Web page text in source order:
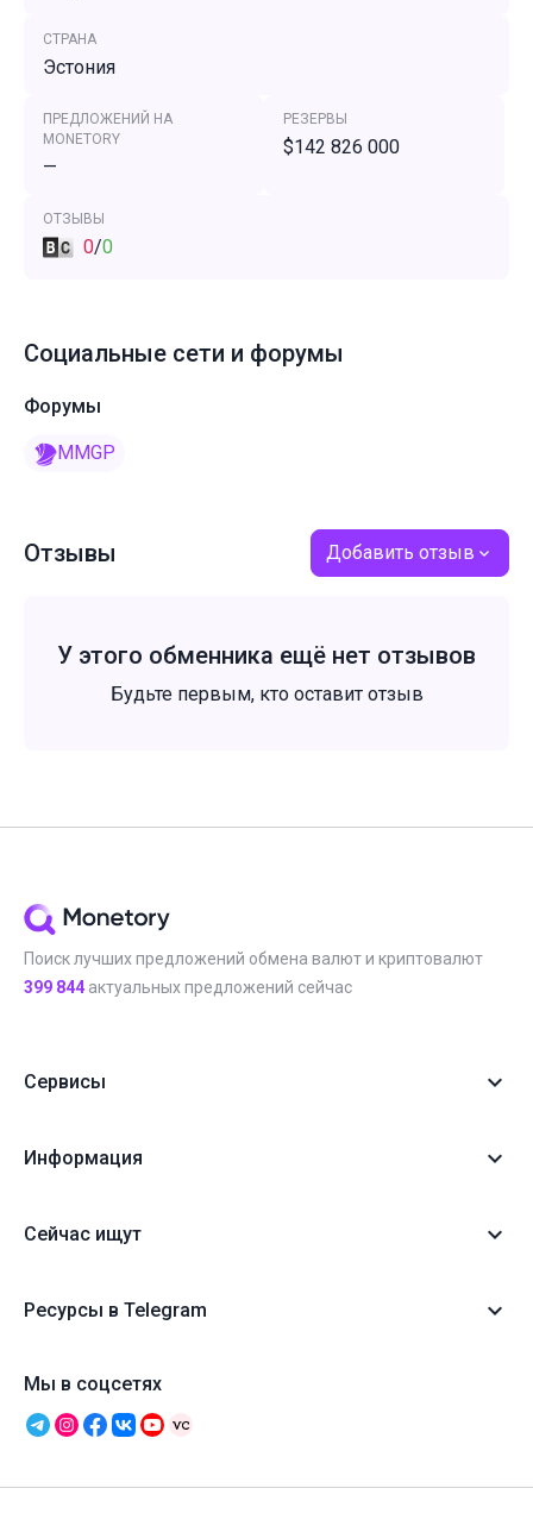
СТРАНА
Эстония
ПРЕДЛОЖЕНИЙ НА
MONETORY
—
РЕЗЕРВЫ
$142 826 000
ОТЗЫВЫ
0/0
Социальные сети и форумы
Форумы
MMGP
Отзывы Добавить отзыв
У этого обменника ещё нет отзывов
Будьте первым, кто оставит отзыв
Поиск лучших предложений обмена валют и криптовалют
399 844 актуальных предложений сейчас
Сервисы
Информация
Сейчас ищут
Ресурсы в Telegram
Мы в соцсетях